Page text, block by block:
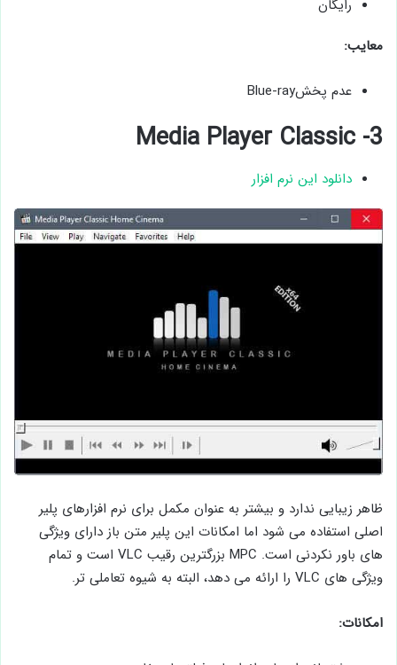
رایگان
معایب:
عدم پخشBlue-ray
3- Media Player Classic
دانلود این نرم افزار
ظاهر زیبایی ندارد و بیشتر به عنوان مکمل برای نرم افزارهای پلیر
اصلی استفاده می شود اما امکانات این پلیر متن باز دارای ویژگی
های باور نکردنی است. MPC بزرگترین رقیب VLC است و تمام
ویژگی های VLC را ارائه می دهد، البته به شیوه تعاملی تر.
امکانات: